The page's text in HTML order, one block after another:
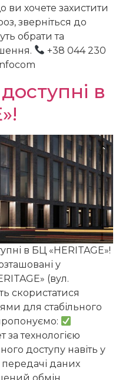
хочете захистити
зверніться до
обрати та
+38 044 230
в
в БЦ «HERITAGE»!
у
(вул.
скористатися
для стабільного
за технологією
доступу навіть у
даних